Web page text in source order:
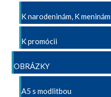
K narodeninám, K meninám
K promócii
OBRÁZKY
A5 s modlitbou